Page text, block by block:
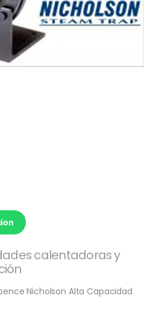
calentadoras y
Nicholson Alta Capacidad